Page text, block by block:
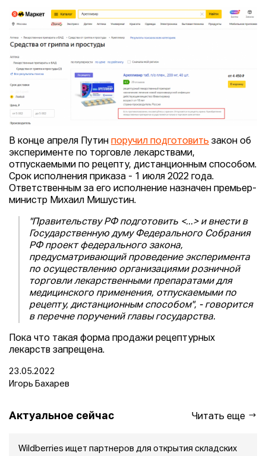
В конце апреля Путин поручил подготовить закон об
эксперименте по торговле лекарствами,
отпускаемыми по рецепту, дистанционным способом.
Срок исполнения приказа - 1 июля 2022 года.
Ответственным за его исполнение назначен премьер-
министр Михаил Мишустин.
"Правительству РФ подготовить <...> и внести в
Государственную думу Федерального Собрания
РФ проект федерального закона,
предусматривающий проведение эксперимента
по осуществлению организациями розничной
торговли лекарственными препаратами для
медицинского применения, отпускаемыми по
рецепту, дистанционным способом", - говорится
в перечне поручений главы государства.
Пока что такая форма продажи рецептурных
лекарств запрещена.
23.05.2022
Игорь Бахарев
Актуальное сейчас Читать еще
Wildberries ищет партнеров для открытия складских